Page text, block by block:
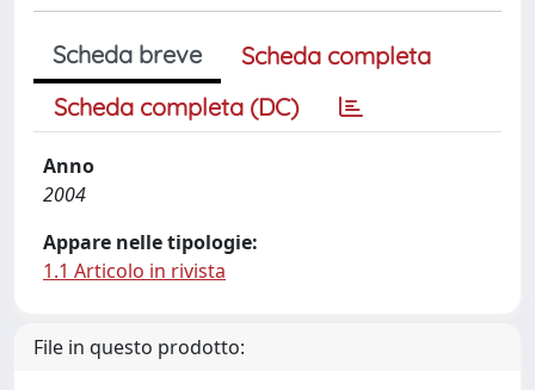
Scheda breve
Scheda completa
Scheda completa (DC)
Anno
2004
Appare nelle tipologie:
1.1 Articolo in rivista
File in questo prodotto: